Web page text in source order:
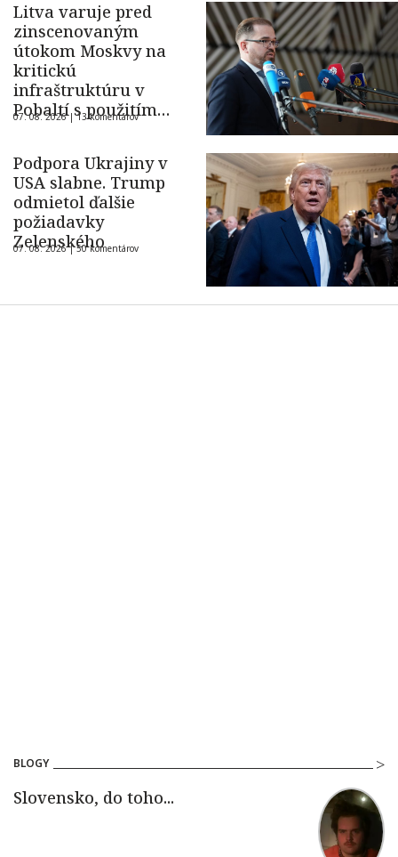
Litva varuje pred
zinscenovaným
útokom Moskvy na
kritickú
infraštruktúru v
Pobaltí s použitím
ukrajinského dronu
07. 08. 2026 |13 komentárov
Podpora Ukrajiny v
USA slabne. Trump
odmietol ďalšie
požiadavky
Zelenského
07. 08. 2026 |50 komentárov
BLOGY